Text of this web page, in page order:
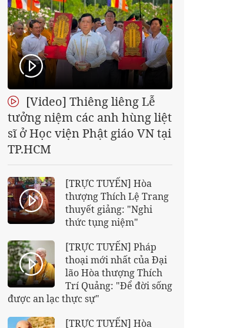
[Video] Thiêng liêng Lễ
tưởng niệm các anh hùng liệt
sĩ ở Học viện Phật giáo VN tại
TP.HCM
[TRỰC TUYẾN] Hòa
thượng Thích Lệ Trang
thuyết giảng: "Nghi
thức tụng niệm"
[TRỰC TUYẾN] Pháp
thoại mới nhất của Đại
lão Hòa thượng Thích
Trí Quảng: "Để đời sống
được an lạc thực sự"
[TRỰC TUYẾN] Hòa